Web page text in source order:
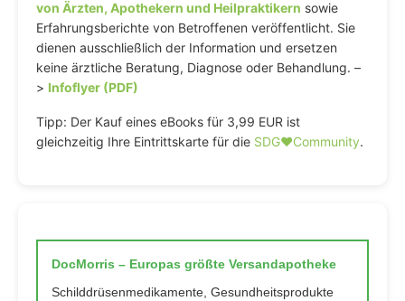
von Ärzten, Apothekern und Heilpraktikern sowie
Erfahrungsberichte von Betroffenen veröffentlicht. Sie
dienen ausschließlich der Information und ersetzen
keine ärztliche Beratung, Diagnose oder Behandlung. –
> Infoflyer (PDF)
Tipp: Der Kauf eines eBooks für 3,99 EUR ist
gleichzeitig Ihre Eintrittskarte für die SDG♥️Community.
DocMorris – Europas größte Versandapotheke
Schilddrüsenmedikamente, Gesundheitsprodukte